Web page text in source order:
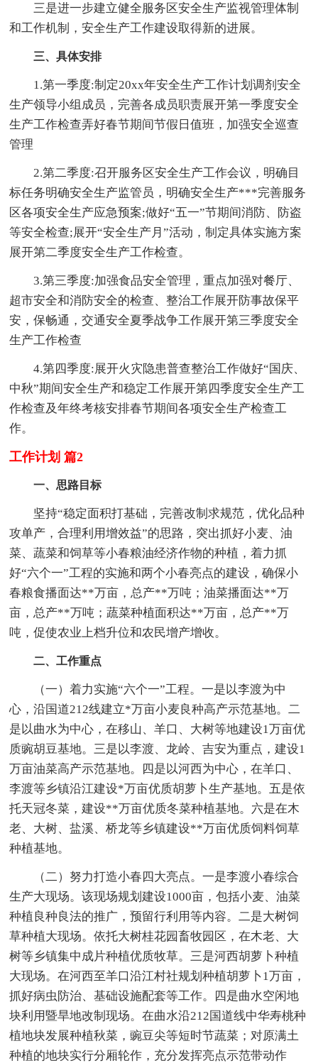
三是进一步建立健全服务区安全生产监视管理体制
和工作机制，安全生产工作建设取得新的进展。
三、具体安排
1.第一季度:制定20xx年安全生产工作计划调剂安全
生产领导小组成员，完善各成员职责展开第一季度安全
生产工作检查弄好春节期间节假日值班，加强安全巡查
管理
2.第二季度:召开服务区安全生产工作会议，明确目
标任务明确安全生产监管员，明确安全生产***完善服务
区各项安全生产应急预案;做好“五一”节期间消防、防盗
等安全检查;展开“安全生产月”活动，制定具体实施方案
展开第二季度安全生产工作检查。
3.第三季度:加强食品安全管理，重点加强对餐厅、
超市安全和消防安全的检查、整治工作展开防事故保平
安，保畅通，交通安全夏季战争工作展开第三季度安全
生产工作检查
4.第四季度:展开火灾隐患普查整治工作做好“国庆、
中秋”期间安全生产和稳定工作展开第四季度安全生产工
作检查及年终考核安排春节期间各项安全生产检查工
作。
工作计划 篇2
一、思路目标
坚持“稳定面积打基础，完善改制求规范，优化品种
攻单产，合理利用增效益”的思路，突出抓好小麦、油
菜、蔬菜和饲草等小春粮油经济作物的种植，着力抓
好“六个一”工程的实施和两个小春亮点的建设，确保小
春粮食播面达**万亩，总产**万吨；油菜播面达**万
亩，总产**万吨；蔬菜种植面积达**万亩，总产**万
吨，促使农业上档升位和农民增产增收。
二、工作重点
（一）着力实施“六个一”工程。一是以李渡为中
心，沿国道212线建立*万亩小麦良种高产示范基地。二
是以曲水为中心，在移山、羊口、大树等地建设1万亩优
质豌胡豆基地。三是以李渡、龙岭、吉安为重点，建设1
万亩油菜高产示范基地。四是以河西为中心，在羊口、
李渡等乡镇沿江建设*万亩优质胡萝卜生产基地。五是依
托天冠冬菜，建设**万亩优质冬菜种植基地。六是在木
老、大树、盐溪、桥龙等乡镇建设**万亩优质饲料饲草
种植基地。
（二）努力打造小春四大亮点。一是李渡小春综合
生产大现场。该现场规划建设1000亩，包括小麦、油菜
种植良种良法的推广，预留行利用等内容。二是大树饲
草种植大现场。依托大树桂花园畜牧园区，在木老、大
树等乡镇集中成片种植优质牧草。三是河西胡萝卜种植
大现场。在河西至羊口沿江村社规划种植胡萝卜1万亩，
抓好病虫防治、基础设施配套等工作。四是曲水空闲地
块利用暨旱地改制现场。在曲水沿212国道线中华寿桃种
植地块发展种植秋菜，豌豆尖等短时节蔬菜；对原满土
种植的地块实行分厢轮作，充分发挥亮点示范带动作